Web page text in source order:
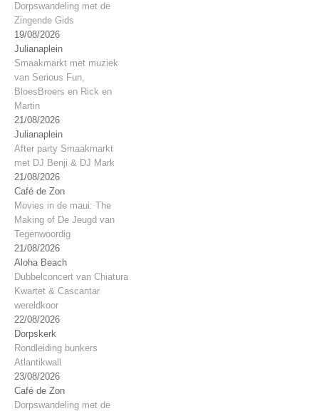
Dorpswandeling met de
Zingende Gids
19/08/2026
Julianaplein
Smaakmarkt met muziek
van Serious Fun,
BloesBroers en Rick en
Martin
21/08/2026
Julianaplein
After party Smaakmarkt
met DJ Benji & DJ Mark
21/08/2026
Café de Zon
Movies in de maui: The
Making of De Jeugd van
Tegenwoordig
21/08/2026
Aloha Beach
Dubbelconcert van Chiatura
Kwartet & Cascantar
wereldkoor
22/08/2026
Dorpskerk
Rondleiding bunkers
Atlantikwall
23/08/2026
Café de Zon
Dorpswandeling met de